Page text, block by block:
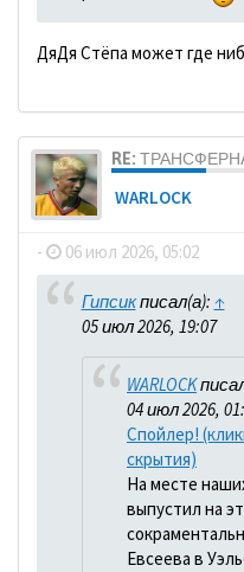
ДяДя Стёпа может где
RE:
WARLOCK
- 06 июл 2026, 05:02
Гипсикписал(а): ↑
05 июл 2026, 19:07
WARLOCK
04 июл 2026,
Спойлер!
скрытия)
На месте
выпустил на
Евсеева в